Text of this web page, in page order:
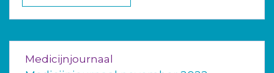
Medicijnjournaal